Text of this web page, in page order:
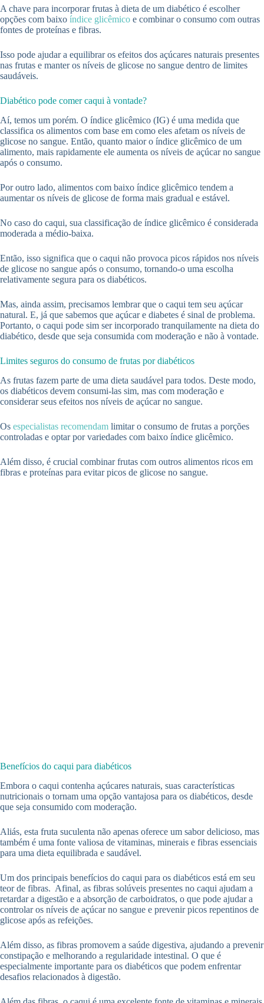
A chave para incorporar frutas à dieta de um diabético é escolher
opções com baixo índice glicêmico e combinar o consumo com outras
fontes de proteínas e fibras.
Isso pode ajudar a equilibrar os efeitos dos açúcares naturais presentes
nas frutas e manter os níveis de glicose no sangue dentro de limites
saudáveis.
Diabético pode comer caqui à vontade?
Aí, temos um porém. O índice glicêmico (IG) é uma medida que
classifica os alimentos com base em como eles afetam os níveis de
glicose no sangue. Então, quanto maior o índice glicêmico de um
alimento, mais rapidamente ele aumenta os níveis de açúcar no sangue
após o consumo.
Por outro lado, alimentos com baixo índice glicêmico tendem a
aumentar os níveis de glicose de forma mais gradual e estável.
No caso do caqui, sua classificação de índice glicêmico é considerada
moderada a médio-baixa.
Então, isso significa que o caqui não provoca picos rápidos nos níveis
de glicose no sangue após o consumo, tornando-o uma escolha
relativamente segura para os diabéticos.
Mas, ainda assim, precisamos lembrar que o caqui tem seu açúcar
natural. E, já que sabemos que açúcar e diabetes é sinal de problema.
Portanto, o caqui pode sim ser incorporado tranquilamente na dieta do
diabético, desde que seja consumida com moderação e não à vontade.
Limites seguros do consumo de frutas por diabéticos
As frutas fazem parte de uma dieta saudável para todos. Deste modo,
os diabéticos devem consumi-las sim, mas com moderação e
considerar seus efeitos nos níveis de açúcar no sangue.
Os especialistas recomendam limitar o consumo de frutas a porções
controladas e optar por variedades com baixo índice glicêmico.
Além disso, é crucial combinar frutas com outros alimentos ricos em
fibras e proteínas para evitar picos de glicose no sangue.
Benefícios do caqui para diabéticos
Embora o caqui contenha açúcares naturais, suas características
nutricionais o tornam uma opção vantajosa para os diabéticos, desde
que seja consumido com moderação.
Aliás, esta fruta suculenta não apenas oferece um sabor delicioso, mas
também é uma fonte valiosa de vitaminas, minerais e fibras essenciais
para uma dieta equilibrada e saudável.
Um dos principais benefícios do caqui para os diabéticos está em seu
teor de fibras. Afinal, as fibras solúveis presentes no caqui ajudam a
retardar a digestão e a absorção de carboidratos, o que pode ajudar a
controlar os níveis de açúcar no sangue e prevenir picos repentinos de
glicose após as refeições.
Além disso, as fibras promovem a saúde digestiva, ajudando a prevenir
constipação e melhorando a regularidade intestinal. O que é
especialmente importante para os diabéticos que podem enfrentar
desafios relacionados à digestão.